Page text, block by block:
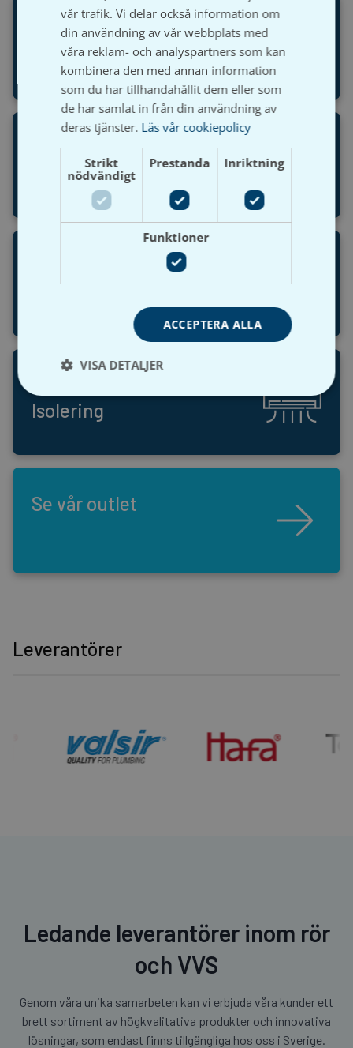
Rörsystem/
Slang/Brand
Sanitet &
Blandare
Isolering
Se vår outlet
Leverantörer
Ledande leverantörer inom rör
och VVS
Genom våra unika samarbeten kan vi erbjuda våra kunder ett
brett sortiment av högkvalitativa produkter och innovativa
lösningar, som endast finns tillgängliga hos oss i Sverige.
vår trafik. Vi delar också information om
din användning av vår webbplats med
våra reklam- och analyspartners som kan
kombinera den med annan information
som du har tillhandahållit dem eller som
de har samlat in från din användning av
deras tjänster. Läs vår cookiepolicy
Strikt
nödvändigt
Prestanda Inriktning
Funktioner
ACCEPTERA ALLA
VISA DETALJER